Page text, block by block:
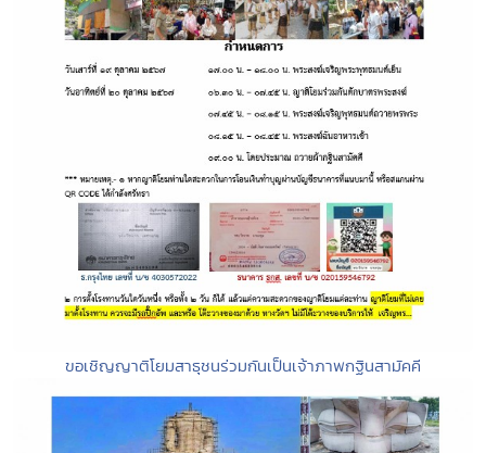
ขอเชิญญาติโยมสาธุชนร่วมกันเป็นเจ้าภาพกฐินสามัคคี